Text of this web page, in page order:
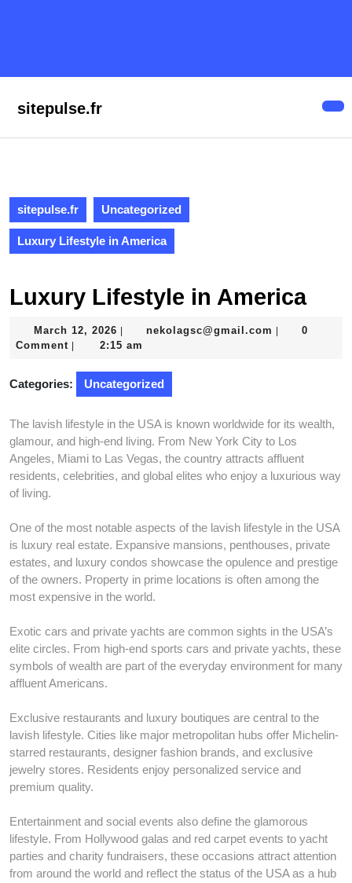
sitepulse.fr
sitepulse.fr Uncategorized
Luxury Lifestyle in America
Luxury Lifestyle in America
March 12, 2026 March
12,
nekolagsc@gmail.com
0
Comment
2:15 am
Categories: Uncategorized
The lavish lifestyle in the USA is known worldwide for its wealth,
glamour, and high-end living. From New York City to Los
Angeles, Miami to Las Vegas, the country attracts affluent
residents, celebrities, and global elites who enjoy a luxurious way
of living.
One of the most notable aspects of the lavish lifestyle in the USA
is luxury real estate. Expansive mansions, penthouses, private
estates, and luxury condos showcase the opulence and prestige
of the owners. Property in prime locations is often among the
most expensive in the world.
Exotic cars and private yachts are common sights in the USA’s
elite circles. From high-end sports cars and private yachts, these
symbols of wealth are part of the everyday environment for many
affluent Americans.
Exclusive restaurants and luxury boutiques are central to the
lavish lifestyle. Cities like major metropolitan hubs offer Michelin-
starred restaurants, designer fashion brands, and exclusive
jewelry stores. Residents enjoy personalized service and
premium quality.
Entertainment and social events also define the glamorous
lifestyle. From Hollywood galas and red carpet events to yacht
parties and charity fundraisers, these occasions attract attention
from around the world and reflect the status of the USA as a hub